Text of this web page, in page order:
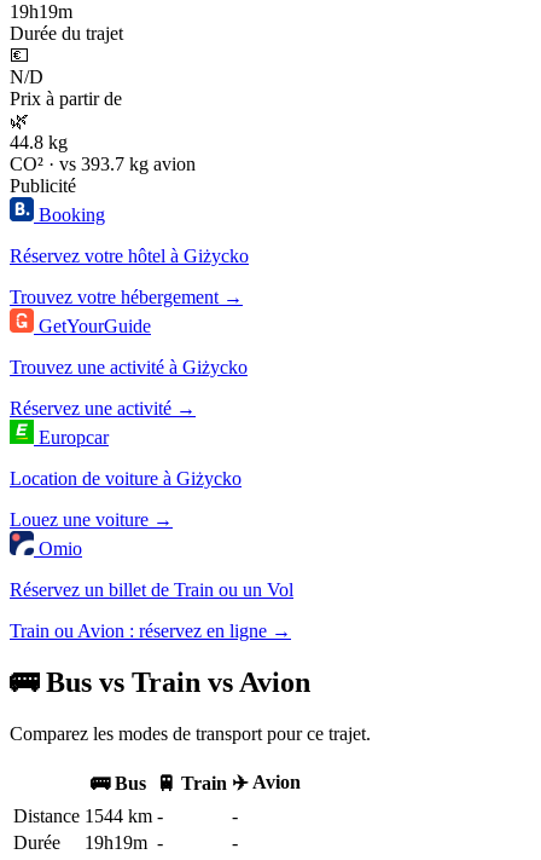
19h19m
Durée du trajet
💶
N/D
Prix à partir de
🌿
44.8 kg
CO² · vs 393.7 kg avion
Publicité
Booking
Réservez votre hôtel à Giżycko
Trouvez votre hébergement →
GetYourGuide
Trouvez une activité à Giżycko
Réservez une activité →
Europcar
Location de voiture à Giżycko
Louez une voiture →
Omio
Réservez un billet de Train ou un Vol
Train ou Avion : réservez en ligne →
🚌 Bus vs Train vs Avion
Comparez les modes de transport pour ce trajet.
🚌 Bus 🚆 Train ✈️ Avion
Distance 1544 km -
-
Durée
19h19m -
-